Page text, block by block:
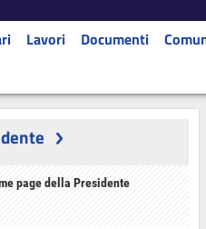
Lavori Documenti
page della Presidente